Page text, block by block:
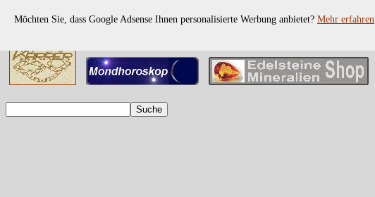
Möchten Sie, dass Google Adsense Ihnen personalisierte Werbung anbietet? Mehr erfahren